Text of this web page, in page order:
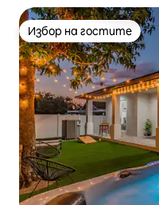
Избор на гостите
Избор на гостите